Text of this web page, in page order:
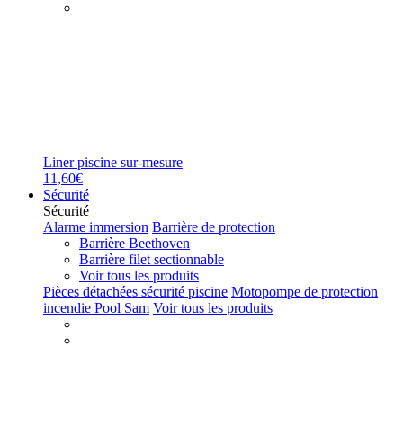
Liner piscine sur-mesure
11,60€
Sécurité
Sécurité
Alarme immersion Barrière de protection
Barrière Beethoven
Barrière filet sectionnable
Voir tous les produits
Pièces détachées sécurité piscine Motopompe de protection
incendie Pool Sam Voir tous les produits